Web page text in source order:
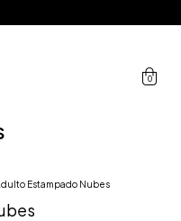
0
Estampado Nubes